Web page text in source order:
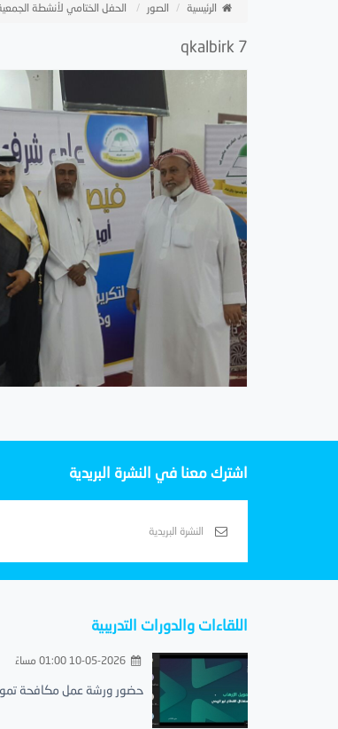
الرئيسية الصور الحفل الختامي لأنشطة
qkalbirk 7
اشترك معنا في النشرة البريدية
اللقاءات والدورات التدريبية
حضور ورشة عمل مكافحة